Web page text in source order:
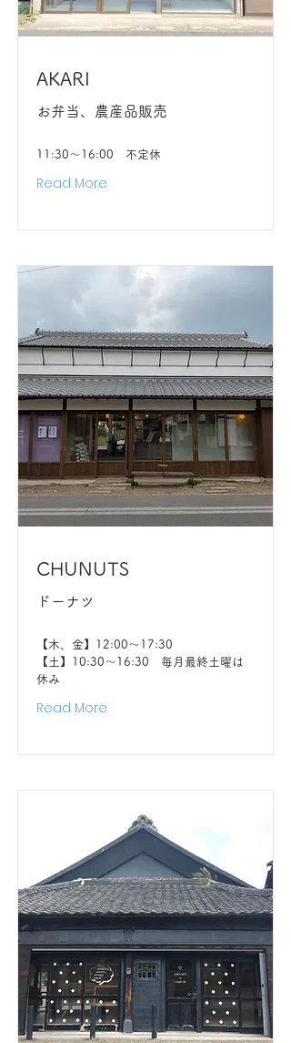
AKARI
お弁当、農産品販売
11:30〜16:00 不定休
Read More
CHUNUTS
ドーナツ
【木、金】12:00〜17:30
【土】10:30〜16:30 毎月最終土曜は
休み
Read More